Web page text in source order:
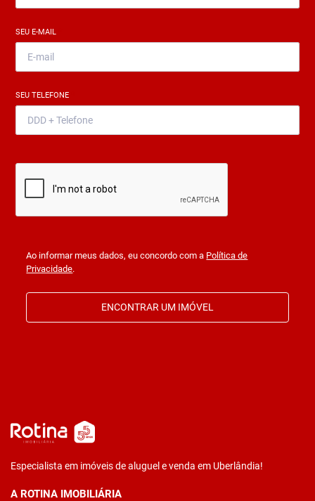
SEU E-MAIL
SEU TELEFONE
Ao informar meus dados, eu concordo com a Política de
Privacidade.
ENCONTRAR UM IMÓVEL
Especialista em imóveis de aluguel e venda em Uberlândia!
A ROTINA IMOBILIÁRIA